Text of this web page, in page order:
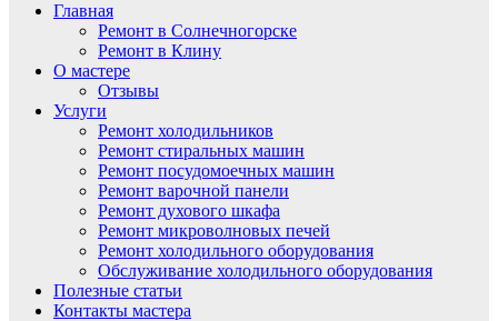
Главная
Ремонт в Солнечногорске
Ремонт в Клину
О мастере
Отзывы
Услуги
Ремонт холодильников
Ремонт стиральных машин
Ремонт посудомоечных машин
Ремонт варочной панели
Ремонт духового шкафа
Ремонт микроволновых печей
Ремонт холодильного оборудования
Обслуживание холодильного оборудования
Полезные статьи
Контакты мастера